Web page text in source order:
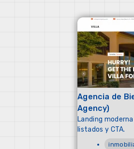
Agencia de
Agency)
Landing
listados y CTA.